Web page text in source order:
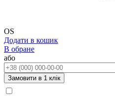
OS
Додати в кошик
В обране
або
Телефон:
Замовити в 1 клік